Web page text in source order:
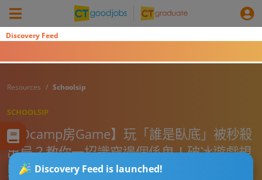
Discovery Feed
Discovery Feed is launched!
Resources Schoolsip
SCHOOLSIP
【Ocamp房Game】玩「誰是臥底」被秒殺
出局？教你一招識穿邊個係鬼！破冰遊戲規
則+玩法+搞笑題目大全！